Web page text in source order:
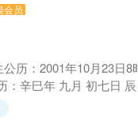
会员
历：2001年10月23日8
：辛巳年 九月 初七日